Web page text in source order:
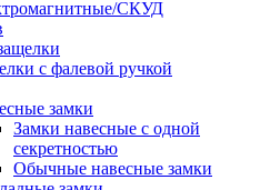
СКУД
с фалевой ручкой
замки
Замки навесные с одной
секретностью
Обычные навесные замки